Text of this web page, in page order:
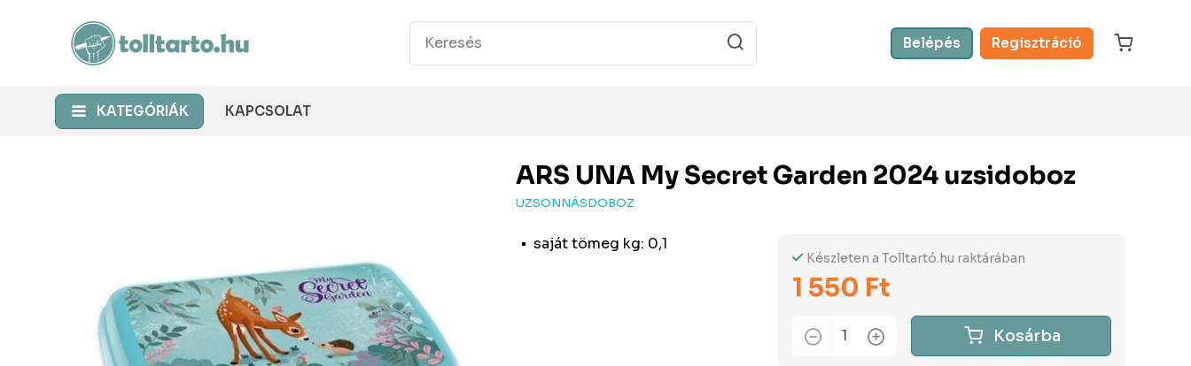
Belépés Regisztráció
KATEGÓRIÁK KAPCSOLAT
ARS UNA My Secret Garden 2024 uzsidoboz
UZSONNÁSDOBOZ
saját tömeg kg: 0,1
Készleten a Tolltartó.hu raktárában
1 550 Ft
Kosárba